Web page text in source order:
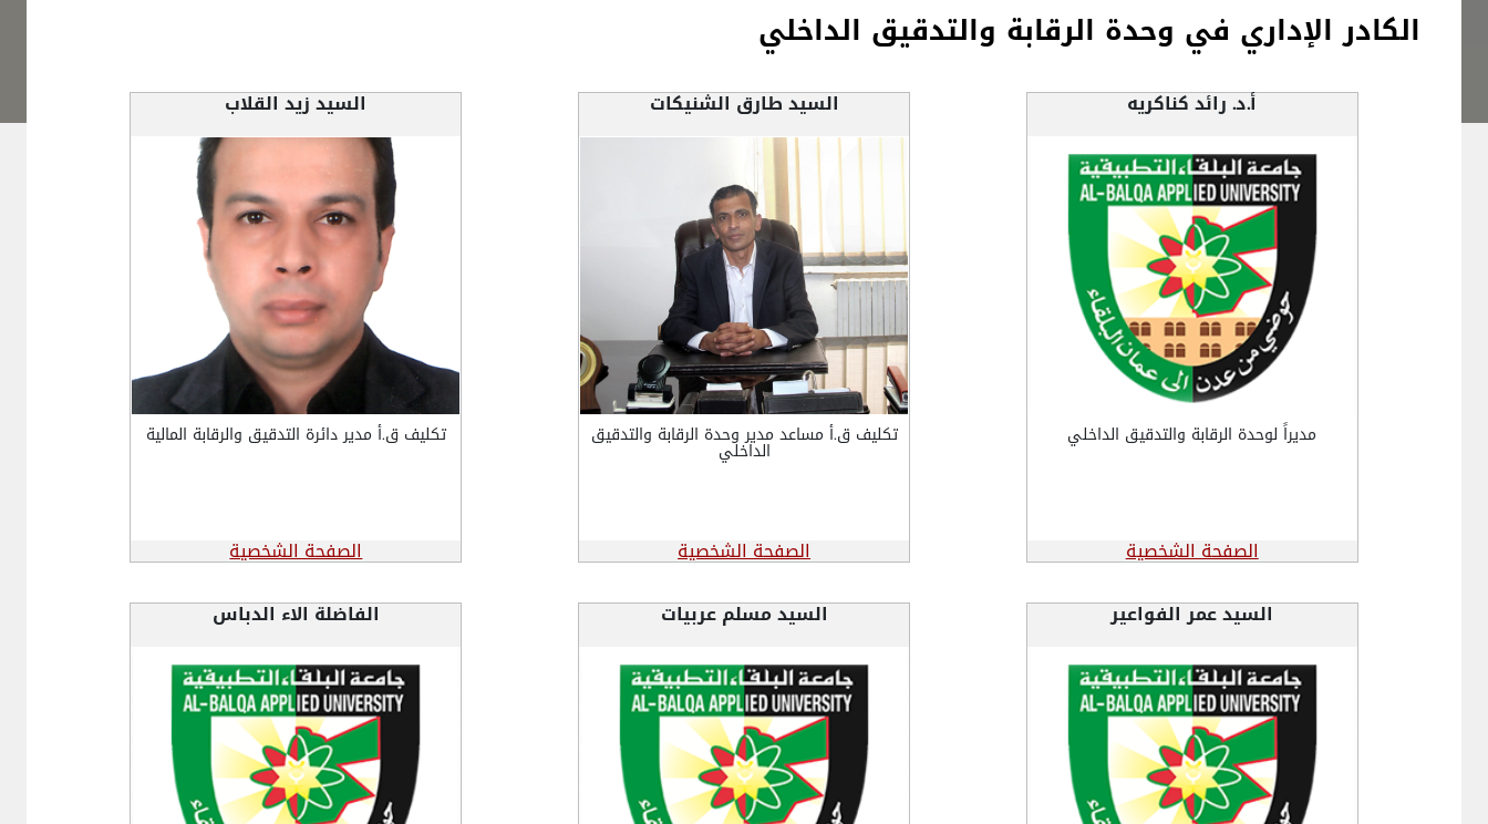
الكادر الإداري في وحدة الرقابة والتدقيق الداخلي
أ.د. رائد كناكريه
مديراً لوحدة الرقابة والتدقيق الداخلي
الصفحة الشخصية
السيد طارق الشنيكات
تكليف ق.أ مساعد مدير وحدة الرقابة والتدقيق
الداخلي
الصفحة الشخصية
السيد زيد القلاب
تكليف ق.أ مدير دائرة التدقيق والرقابة المالية
الصفحة الشخصية
السيد عمر الفواعير
السيد مسلم عربيات الفاضلة الاء الدباس